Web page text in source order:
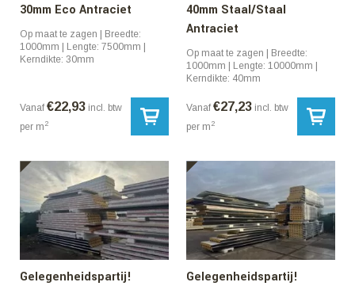
30mm Eco Antraciet
Op maat te zagen | Breedte:
1000mm | Lengte: 7500mm |
Kerndikte: 30mm
Vanaf €22,93 incl. btw
per m 2
40mm Staal/Staal
Antraciet
Op maat te zagen | Breedte:
1000mm | Lengte: 10000mm |
Kerndikte: 40mm
Vanaf €27,23 incl. btw
per m 2
Gelegenheidspartij!
Gelegenheidspartij!